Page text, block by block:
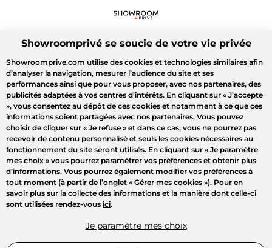
Showroomprivé se soucie de votre vie privée
Showroomprive.com utilise des cookies et technologies similaires afin
d’analyser la navigation, mesurer l’audience du site et ses
performances ainsi que pour vous proposer, avec nos partenaires, des
publicités adaptées à vos centres d’intérêts. En cliquant sur « J’accepte
», vous consentez au dépôt de ces cookies et notamment à ce que ces
informations soient partagées avec nos partenaires. Vous pouvez
choisir de cliquer sur « Je refuse » et dans ce cas, vous ne pourrez pas
recevoir de contenu personnalisé et seuls les cookies nécessaires au
fonctionnement du site seront utilisés. En cliquant sur « Je paramètre
mes choix » vous pourrez paramétrer vos préférences et obtenir plus
d’informations. Vous pourrez également modifier vos préférences à
tout moment (à partir de l’onglet « Gérer mes cookies »). Pour en
savoir plus sur la collecte des informations et la manière dont celle-ci
sont utilisées rendez-vous ici.
Je paramètre mes choix